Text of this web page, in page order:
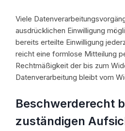
Viele
ausdrücklichen Einwilligung
bereits erteilte Einwilligung
reicht eine formlose Mitteilung
Rechtmäßigkeit der bis zum
Datenverarbeitung bleibt vom
Beschwerderecht
zuständigen